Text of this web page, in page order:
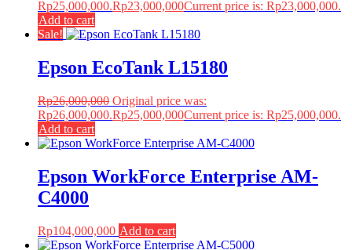
Rp25,000,000.Rp23,000,000Current price is: Rp23,000,000.
Add to cart
Sale!
Epson EcoTank L15180
Rp26,000,000 Original price was:
Rp26,000,000.Rp25,000,000Current price is: Rp25,000,000.
Add to cart
Epson WorkForce Enterprise AM-
C4000
Rp104,000,000 Add to cart